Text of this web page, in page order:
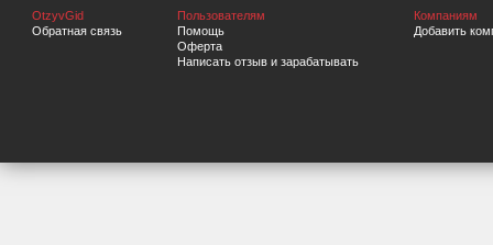
OtzyvGid
Обратная связь
Пользователям
Помощь
Оферта
Написать отзыв и зарабатывать
Компаниям
Добавить